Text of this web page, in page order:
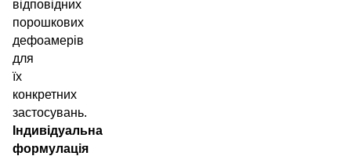
відповідних
порошкових
дефоамерів
для
їх
конкретних
застосувань.
Індивідуальна
формулація